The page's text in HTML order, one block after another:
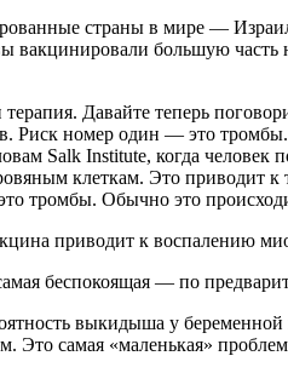
страны в мире —
вакцинировали большую часть
Давайте теперь
Риск номер один — это
Salk Institute, когда человек
клеткам. Это приводит к
тромбы. Обычно это
приводит к воспалению
беспокоящая — по
выкидыша у
Это самая «маленькая»